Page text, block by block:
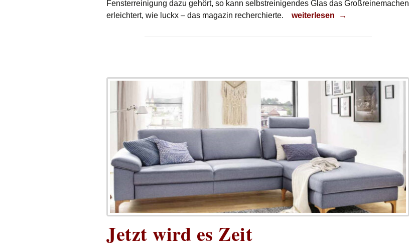
Fensterreinigung dazu gehört, so kann selbstreinigendes Glas das Großreinemachen
erleichtert, wie luckx – das magazin recherchierte.
Fenster putzen
weiterlesen →
Jetzt wird es Zeit